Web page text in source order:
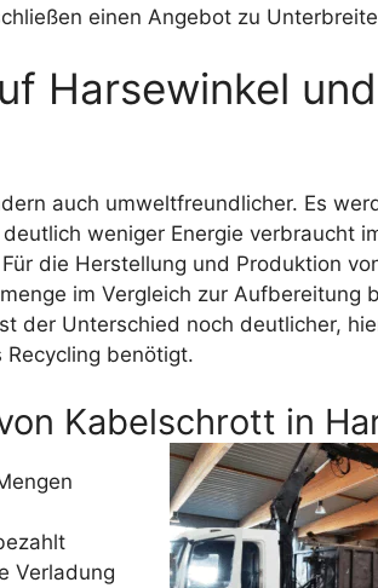
einen Angebot zu
Harsewinkel und
auch umweltfreundlicher. Es
deutlich weniger Energie verbraucht
die Herstellung und Produktion
im Vergleich zur Aufbereitung
der Unterschied noch deutlicher,
Recycling benötigt.
Kabelschrott in
Verladung